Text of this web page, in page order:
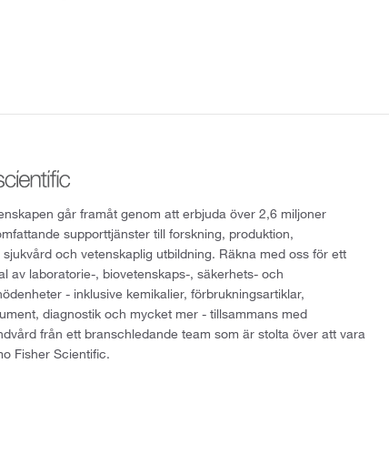
går framåt genom att erbjuda över 2,6 miljoner
supporttjänster till forskning, produktion,
och vetenskaplig utbildning. Räkna med oss för ett
av laboratorie-, biovetenskaps-, säkerhets- och
- inklusive kemikalier, förbrukningsartiklar,
diagnostik och mycket mer - tillsammans med
från ett branschledande team som är stolta över att vara
Fisher Scientific.